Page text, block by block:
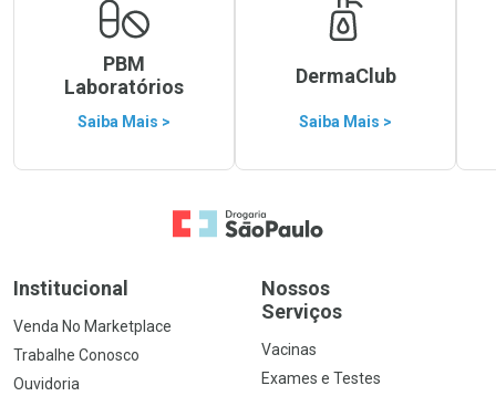
PBM
Laboratórios
Saiba Mais >
DermaClub
Saiba Mais >
Ir para a Home
Institucional
Venda No Marketplace
Trabalhe Conosco
Ouvidoria
Nossos
Serviços
Vacinas
Exames e Testes